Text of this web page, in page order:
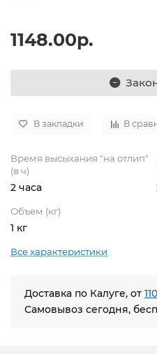
1148.00р.
В закладки В
Время высыхания "на отлип"
(в ч)
2 часа
Объем (кг)
1 кг
Все характеристики
Доставка по Калуге, от
Самовывоз сегодня,